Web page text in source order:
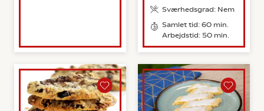
Sværhedsgrad: Nem
Samlet tid: 60 min.
Arbejdstid: 50 min.